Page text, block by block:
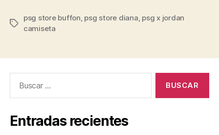
Etiquetas
psg store buffon, psg store diana, psg x jordan
camiseta
Entradas recientes